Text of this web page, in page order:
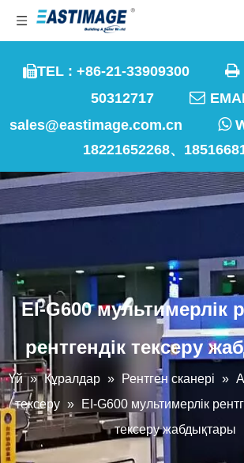
TEL : +86-21-33909300 
50312717 
sales@eastimage.com.cn

18221652268、
EI-G600 мультимерлік
рентгендік тексеру
Үй » Құралдар » Рентген сканері »
тексеру »
EI-G600 мультимерлік
тексеру жабдықтары